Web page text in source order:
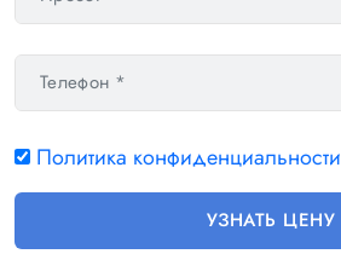
Политика конфиденциальности
УЗНАТЬ ЦЕНУ